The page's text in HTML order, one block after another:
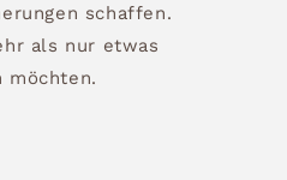
schaffen.
als nur etwas
möchten.